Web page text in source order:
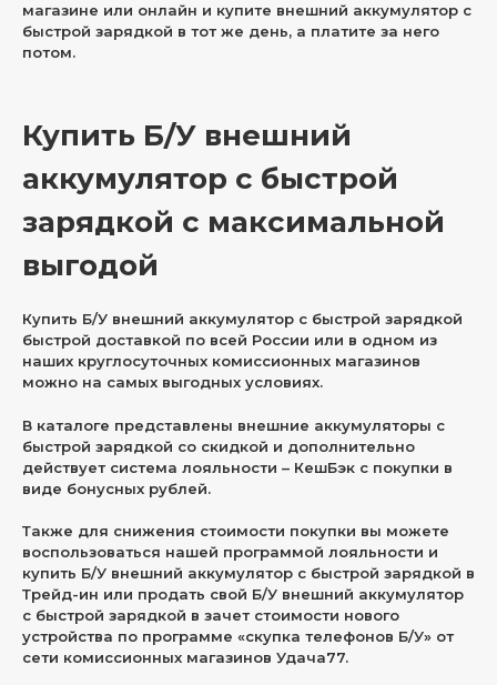
магазине или онлайн и купите внешний аккумулятор с
быстрой зарядкой в тот же день, а платите за него
потом.
Купить Б/У внешний
аккумулятор с быстрой
зарядкой с максимальной
выгодой
Купить Б/У внешний аккумулятор с быстрой зарядкой
быстрой доставкой по всей России или в одном из
наших круглосуточных комиссионных магазинов
можно на самых выгодных условиях.
В каталоге представлены внешние аккумуляторы с
быстрой зарядкой со скидкой и дополнительно
действует система лояльности – КешБэк с покупки в
виде бонусных рублей.
Также для снижения стоимости покупки вы можете
воспользоваться нашей программой лояльности и
купить Б/У внешний аккумулятор с быстрой зарядкой в
Трейд-ин или продать свой Б/У внешний аккумулятор
с быстрой зарядкой в зачет стоимости нового
устройства по программе «скупка телефонов Б/У» от
сети комиссионных магазинов Удача77.